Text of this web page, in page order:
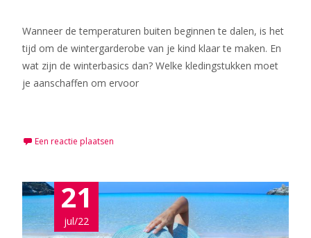
Wanneer de temperaturen buiten beginnen te dalen, is het
tijd om de wintergarderobe van je kind klaar te maken. En
wat zijn de winterbasics dan? Welke kledingstukken moet
je aanschaffen om ervoor
Een reactie plaatsen
21
jul/22